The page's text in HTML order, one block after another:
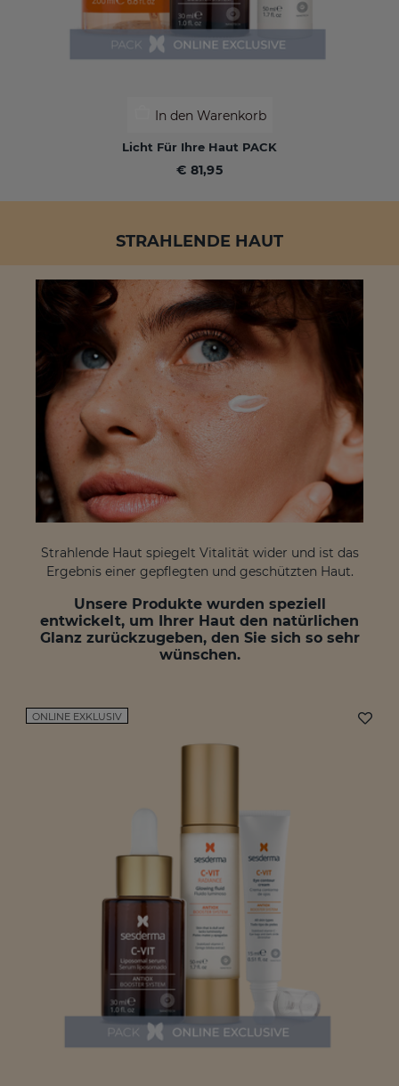
In den Warenkorb
Licht Für Ihre Haut PACK
€ 81,95
STRAHLENDE HAUT
Strahlende Haut spiegelt Vitalität wider und ist das
Ergebnis einer gepflegten und geschützten Haut.
Unsere Produkte wurden speziell
entwickelt, um Ihrer Haut den natürlichen
Glanz zurückzugeben, den Sie sich so sehr
wünschen.
ONLINE EXKLUSIV